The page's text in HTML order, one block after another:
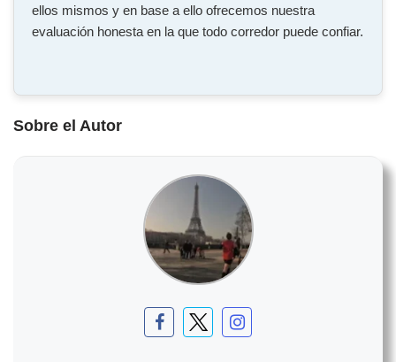
ellos mismos y en base a ello ofrecemos nuestra
evaluación honesta en la que todo corredor puede confiar.
Sobre el Autor